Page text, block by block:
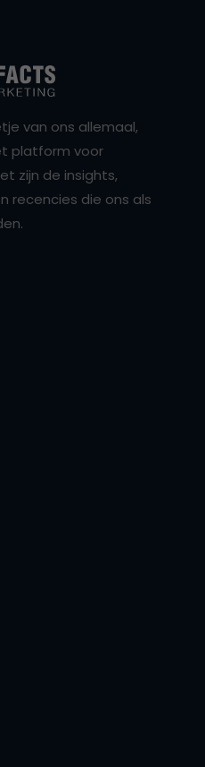
van ons allemaal,
platform voor
zijn de insights,
recencies die ons als